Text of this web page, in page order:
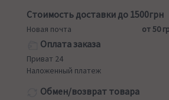
Стоимость доставки до 1500грн
Новая почта от 50
Оплата заказа
Приват 24
Наложенный платеж
Обмен/возврат товара